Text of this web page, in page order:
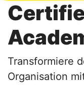
Transformiere
Organisation